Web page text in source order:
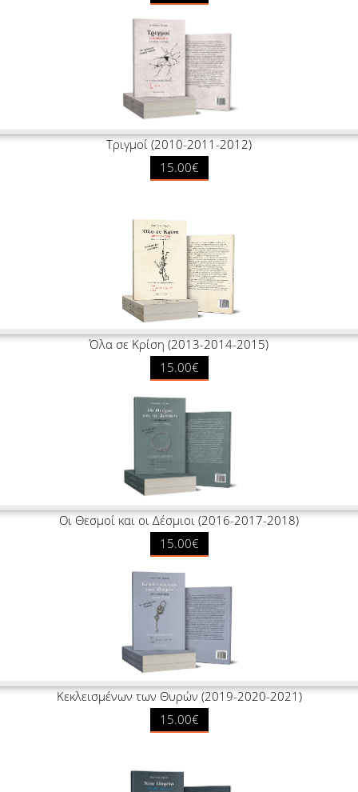
Τριγμοί (2010-2011-2012)
15.00€
Όλα σε Κρίση (2013-2014-2015)
15.00€
Οι Θεσμοί και οι Δέσμιοι (2016-2017-2018)
15.00€
Κεκλεισμένων των Θυρών (2019-2020-2021)
15.00€